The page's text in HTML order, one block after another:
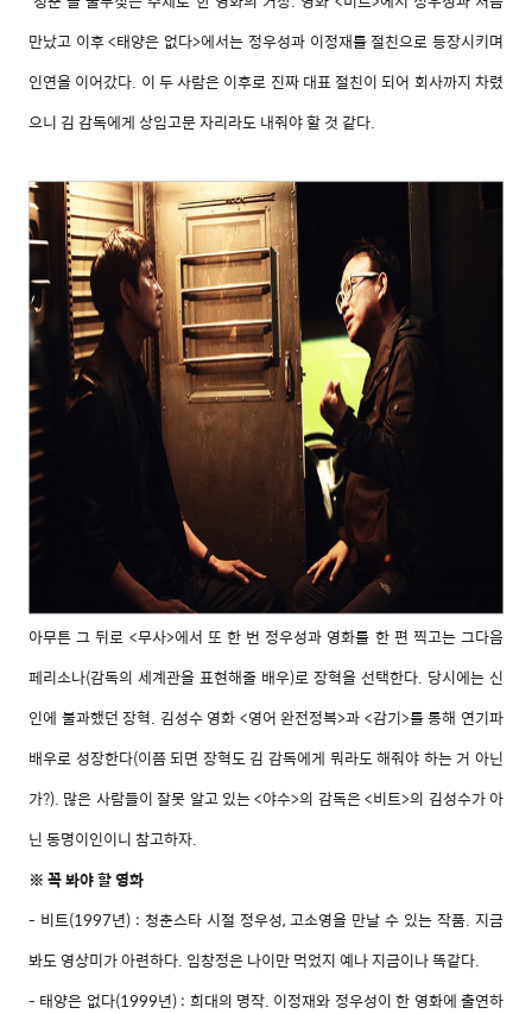
만났고 이후 <태양은 없다>에서는 정우성과 이정재를 절친으로 등장시키며
인연을 이어갔다. 이 두 사람은 이후로 진짜 대표 절친이 되어 회사까지 차렸
으니 김 감독에게 상임고문 자리라도 내줘야 할 것 같다.
아무튼 그 뒤로 <무사>에서 또 한 번 정우성과 영화를 한 편 찍고는 그다음
페리소나(감독의 세계관을 표현해줄 배우)로 장혁을 선택한다. 당시에는 신
인에 불과했던 장혁. 김성수 영화 <영어 완전정복>과 <감기>를 통해 연기파
배우로 성장한다(이쯤 되면 장혁도 김 감독에게 뭐라도 해줘야 하는 거 아닌
가?). 많은 사람들이 잘못 알고 있는 <야수>의 감독은 <비트>의 김성수가 아
닌 동명이인이니 참고하자.
※ 꼭 봐야 할 영화
- 비트(1997년) : 청춘스타 시절 정우성, 고소영을 만날 수 있는 작품. 지금
봐도 영상미가 아련하다. 임창정은 나이만 먹었지 예나 지금이나 똑같다.
- 태양은 없다(1999년) : 희대의 명작. 이정재와 정우성이 한 영화에 출연하